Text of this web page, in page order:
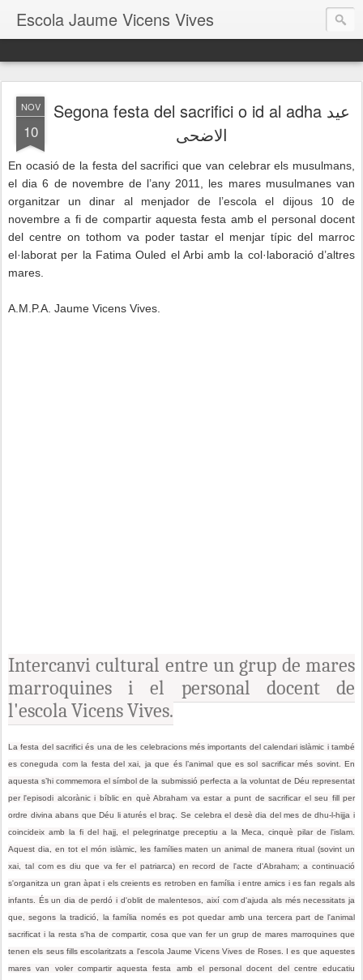
Escola Jaume Vicens Vives
NOV
10
Segona festa del sacrifici o id al adha عيد
الاضحى
En ocasió de la festa del sacrifici que van celebrar els musulmans,
el dia 6 de novembre de l’any 2011, les mares musulmanes van
organitzar un dinar al menjador de l’escola el dijous 10 de
novembre a fi de compartir aquesta festa amb el personal docent
del centre on tothom va poder tastar el menjar típic del marroc
el·laborat per la Fatima Ouled el Arbi amb la col·laboració d’altres
mares.
A.M.P.A. Jaume Vicens Vives.
Intercanvi cultural entre un grup de mares
marroquines i el personal docent de
l'escola Vicens Vives.
La festa del sacrifici és una de les celebracions més importants del calendari islàmic i també
es coneguda com la festa del xai, ja que és l’animal que es sol sacrificar més sovint. En
aquesta s’hi commemora el símbol de la submissió perfecta a la voluntat de Déu representat
per l'episodi alcorànic i bíblic en què Abraham va estar a punt de sacrificar el seu fill per
ordre divina abans que Déu li aturés el braç. Se celebra el desè dia del mes de dhu-l-hijja i
coincideix amb la fi del hajj, el pelegrinatge preceptiu a la Meca, cinquè pilar de l'islam.
Aquest dia, en tot el món islàmic, les famílies maten un animal de manera ritual (sovint un
xai, tal com es diu que va fer el patriarca) en record de l'acte d'Abraham; a continuació
s'organitza un gran àpat i els creients es retroben en família i entre amics i es fan regals als
infants. És un dia de perdó i d'oblit de malentesos, així com d'ajuda als més necessitats ja
que, segons la tradició, la família només es pot quedar amb una tercera part de l'animal
sacrificat i la resta s'ha de compartir, cosa que van fer un grup de mares marroquines que
tenen els seus fills escolaritzats a l'escola Jaume Vicens Vives de Roses. I es que aquestes
mares van voler compartir aquesta festa amb el personal docent del centre educatiu